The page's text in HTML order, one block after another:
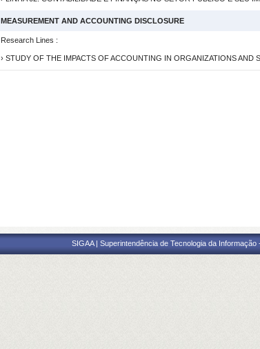
MEASUREMENT AND ACCOUNTING DISCLOSURE
Research Lines :
› STUDY OF THE IMPACTS OF ACCOUNTING IN ORGANIZATIONS AND
SIGAA | Superintendência de Tecnologia da